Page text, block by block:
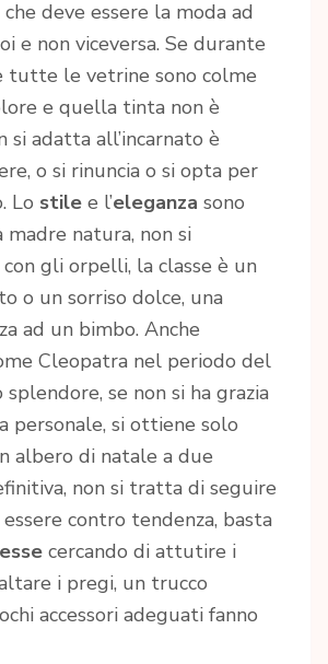
deve essere la moda ad
e non viceversa. Se durante
tutte le vetrine sono colme
e quella tinta non è
si adatta all’incarnato è
o si rinuncia o si opta per
Lo stile e l’eleganza sono
madre natura, non si
con gli orpelli, la classe è un
o un sorriso dolce, una
ad un bimbo. Anche
Cleopatra nel periodo del
splendore, se non si ha grazia
personale, si ottiene solo
albero di natale a due
non si tratta di seguire
contro tendenza, basta
cercando di attutire i
i pregi, un trucco
accessori adeguati fanno